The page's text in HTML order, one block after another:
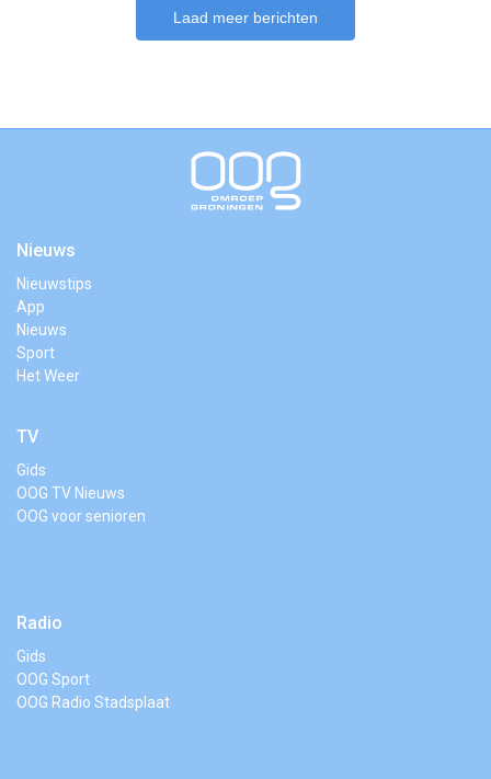
Laad meer berichten
Nieuws
Nieuwstips
App
Nieuws
Sport
Het Weer
TV
Gids
OOG TV Nieuws
OOG voor senioren
Radio
Gids
OOG Sport
OOG Radio Stadsplaat